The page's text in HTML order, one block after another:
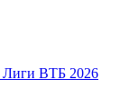
ВТБ 2026